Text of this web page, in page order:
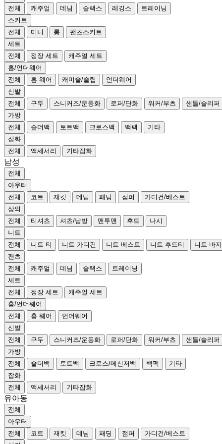
전체
캐주얼 데님 슬랙스 레깅스
트레이닝
스커트
전체
미니 롱
팬츠스커트
세트
전체
정장 세트
캐주얼 세트
홈/언더웨어
전체
홈 웨어 캐미솔/슬립
언더웨어
신발
전체
구두 스니커즈/운동화 로퍼/단화 워커/부츠
샌들/슬리퍼
가방
전체
숄더백 토트백 크로스백 백팩
기타
잡화
전체
액세서리 기타잡화
남성
전체
아우터
전체
코트 재킷 데님 패딩 점퍼
가디건/베스트
상의
전체
티셔츠 셔츠/남방 맨투맨 후드
나시
니트
전체
니트 티 니트 가디건 니트 베스트 니트 후드티
니트 바지
팬츠
전체
캐주얼 데님 슬랙스
트레이닝
세트
전체
정장 세트
캐주얼 세트
홈/언더웨어
전체
홈 웨어
언더웨어
신발
전체
구두 스니커즈/운동화 로퍼/단화 워커/부츠
샌들/슬리퍼
가방
전체
숄더백 토트백 크로스/메신저백 백팩
기타
잡화
전체
액세서리 기타잡화
유아동
전체
아우터
전체
코트 재킷 데님 패딩 점퍼
가디건/베스트